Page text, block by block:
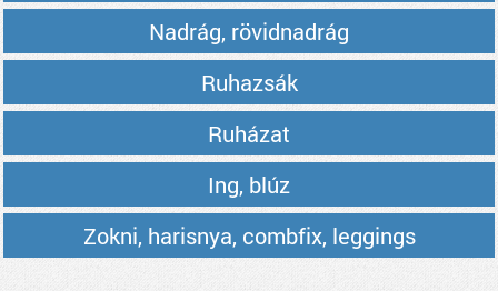
Nadrág, rövidnadrág
Ruhazsák
Ruházat
Ing, blúz
Zokni, harisnya, combfix, leggings